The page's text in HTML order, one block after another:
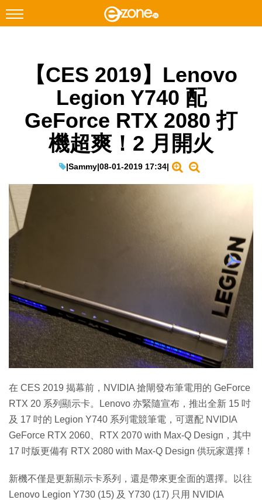
Facebook Instagram
網絡生活
EduTech
IT Times
生成式AI與雲端應用
特集
【CES 2019】Lenovo
Legion Y740 配
GeForce RTX 2080 打
機超爽！2 月開火
|Sammy|08-01-2019 17:34|
在 CES 2019 揭幕前，NVIDIA 搶閘發布筆電用的 GeForce
RTX 20 系列顯示卡。Lenovo 亦緊隨宣布，推出全新 15 吋
及 17 吋的 Legion Y740 系列電競筆電，可選配 NVIDIA
GeForce RTX 2060、RTX 2070 with Max-Q Design，其中
17 吋版更備有 RTX 2080 with Max-Q Design 供玩家選擇！
新機不僅是更新顯示卡系列，還是帶來更全面的選擇。以往
Lenovo Legion Y730 (15) 及 Y730 (17) 只用 NVIDIA